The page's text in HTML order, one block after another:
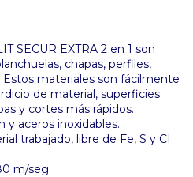
SECUR EXTRA 2 en 1 son
chapas, perfiles,
materiales son fácilmente
de material, superficies
y cortes más rápidos.
y aceros inoxidables.
trabajado, libre de Fe, S y CI
m/seg.